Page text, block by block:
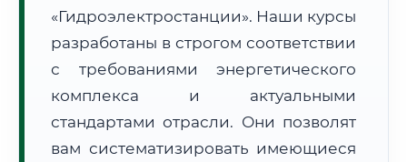
Расчет логистики оригиналов:
• Экспресс-доставка СДЭК / Почтой:5–7 рабочих дней
«Гидроэлектростанции». Наши курсы
разработаны в строгом соответствии
с требованиями энергетического
комплекса и актуальными
стандартами отрасли. Они позволят
вам систематизировать имеющиеся